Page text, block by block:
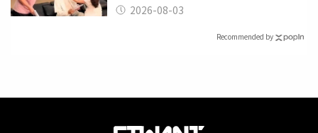
潰 2026-08-03
Recommended by